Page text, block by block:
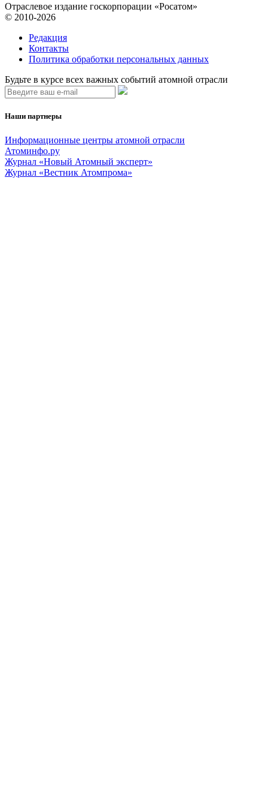
Отраслевое издание госкорпорации «Росатом»
© 2010-2026
Редакция
Контакты
Политика обработки персональных данных
Будьте в курсе всех важных событий атомной отрасли
Наши партнеры
Информационные центры атомной отрасли
Атоминфо.ру
Журнал «Новый Атомный эксперт»
Журнал «Вестник Атомпрома»